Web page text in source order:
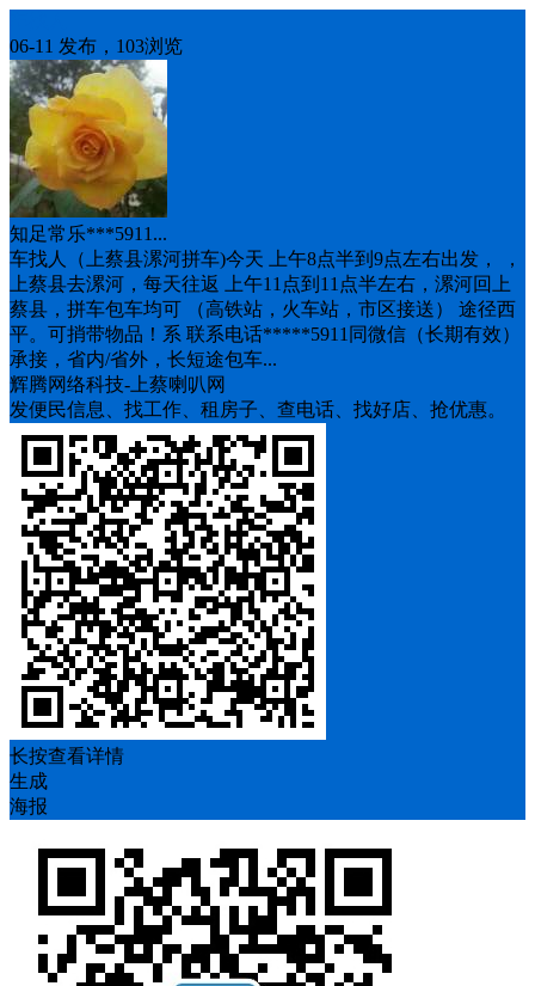
06-11 发布，103浏览
知足常乐***5911...
车找人（上蔡县漯河拼车)今天 上午8点半到9点左右出发， ，
上蔡县去漯河，每天往返 上午11点到11点半左右，漯河回上
蔡县，拼车包车均可 （高铁站，火车站，市区接送） 途径西
平。可捎带物品！系 联系电话*****5911同微信（长期有效）
承接，省内/省外，长短途包车...
辉腾网络科技-上蔡喇叭网
发便民信息、找工作、租房子、查电话、找好店、抢优惠。
长按查看详情
生成
海报